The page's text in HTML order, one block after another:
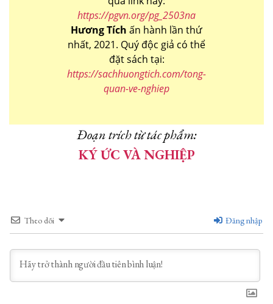
https://pgvn.org/pg_2503na
Hương Tích ấn hành lần thứ
nhất, 2021. Quý độc giả có thể
đặt sách tại:
https://sachhuongtich.com/tong-
quan-ve-nghiep
Đoạn trích từ tác phẩm:
KÝ ỨC VÀ NGHIỆP
Theo dõi Đăng nhập